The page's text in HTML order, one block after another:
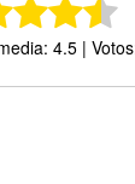
4.5 |